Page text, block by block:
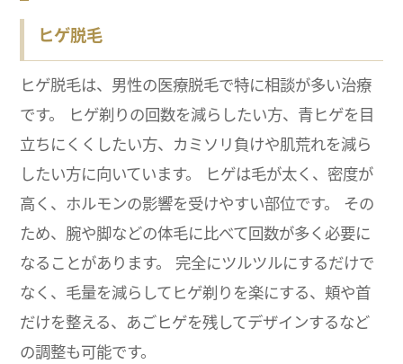
ヒゲ脱毛
ヒゲ脱毛は、男性の医療脱毛で特に相談が多い治療
です。 ヒゲ剃りの回数を減らしたい方、青ヒゲを目
立ちにくくしたい方、カミソリ負けや肌荒れを減ら
したい方に向いています。 ヒゲは毛が太く、密度が
高く、ホルモンの影響を受けやすい部位です。 その
ため、腕や脚などの体毛に比べて回数が多く必要に
なることがあります。 完全にツルツルにするだけで
なく、毛量を減らしてヒゲ剃りを楽にする、頬や首
だけを整える、あごヒゲを残してデザインするなど
の調整も可能です。